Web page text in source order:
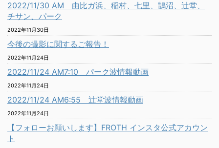
2022/11/30 AM 由比ガ浜、稲村、七里、鵠沼、辻堂、
チサン、パーク
2022年11月30日
今後の撮影に関するご報告！
2022年11月24日
2022/11/24 AM7:10 パーク波情報動画
2022年11月24日
2022/11/24 AM6:55 辻堂波情報動画
2022年11月24日
【フォローお願いします】FROTH インスタ公式アカウン
ト